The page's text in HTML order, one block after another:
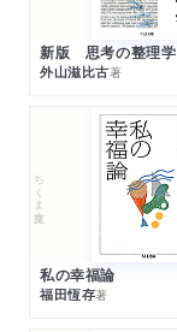
新版 思考の整理学
外山滋比古著
ちくま文庫
私の幸福論
福田恆存著